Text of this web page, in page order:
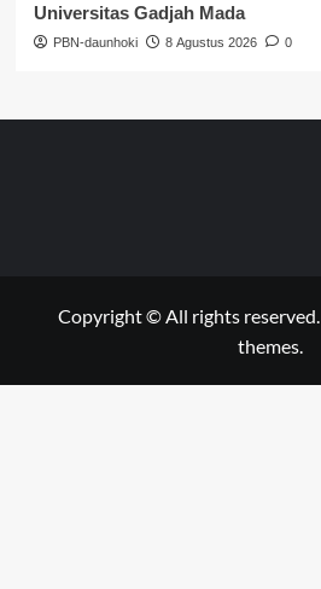
Universitas Gadjah Mada
PBN-daunhoki 8 Agustus 2026 0
Copyright © All rights reserved.
themes.